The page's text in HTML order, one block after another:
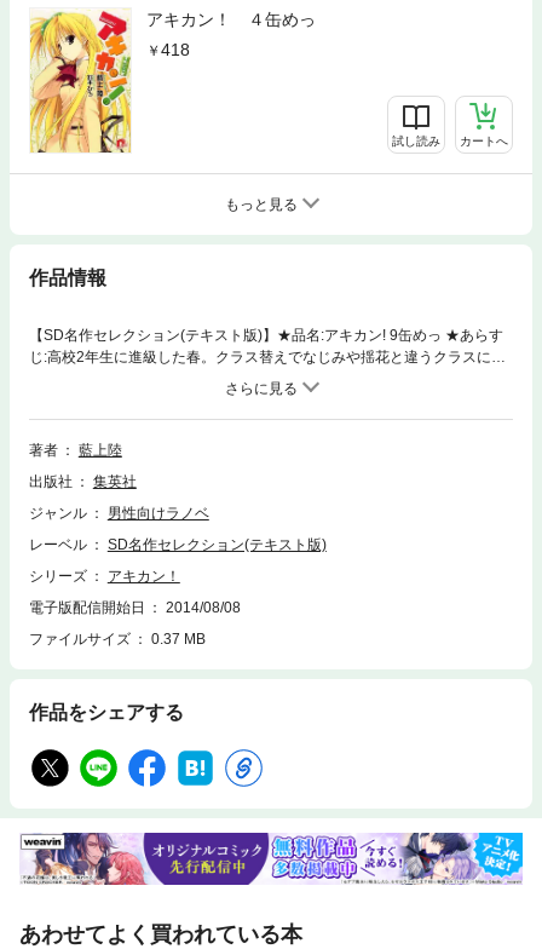
アキカン！ ４缶めっ
418
試し読み カートへ
もっと見る
作品情報
【SD名作セレクション(テキスト版)】★品名:アキカン! 9缶めっ ★あらす
じ:高校2年生に進級した春。クラス替えでなじみや揺花と違うクラスにな
ったカケルは、ツッコミ役不在のまま下ネタをすべらせていた。メロンた
ちはこのお寒い現状を改善すべく、下ネタ禁止委員会を設立する。一方、
男屋は遅々として進まないアキカン･エレクトに新たなルールを設定し、
戦いの促進を謀る。エレクトに秘められた男屋の真の目的とは!? そして
★賞味期限:開封後はお早めに。なくなる前に新しいメロンソーダを足して
ください。※この商品にはイラストが収録されていません。
著者
藍上陸
出版社
集英社
ジャンル
男性向けラノベ
レーベル
SD名作セレクション(テキスト版)
シリーズ
アキカン！
電子版配信開始日
2014/08/08
ファイルサイズ
0.37 MB
作品をシェアする
あわせてよく買われている本